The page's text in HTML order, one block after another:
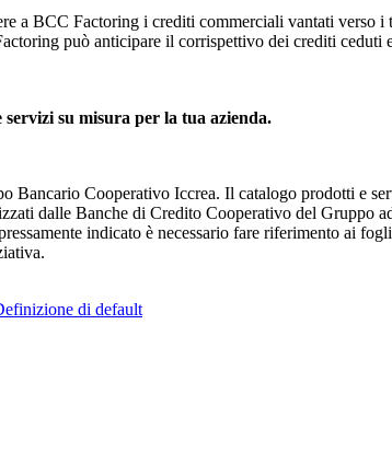
a BCC Factoring i crediti commerciali vantati verso
può anticipare il corrispettivo dei crediti
su misura per la tua azienda.
Bancario Cooperativo Iccrea. Il catalogo prodotti e
dalle Banche di Credito Cooperativo del Gruppo
indicato è necessario fare riferimento ai
di default